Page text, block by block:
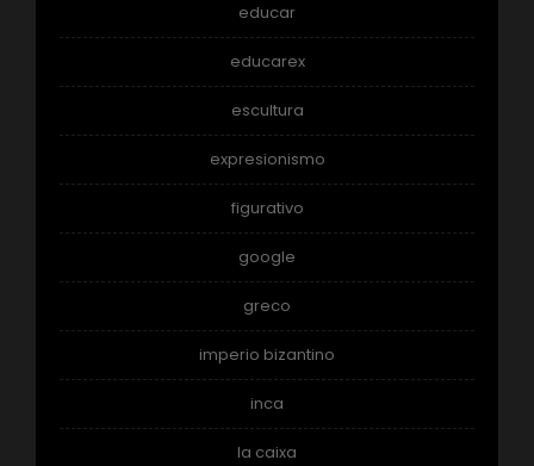
educar
educarex
escultura
expresionismo
figurativo
google
greco
imperio bizantino
inca
la caixa